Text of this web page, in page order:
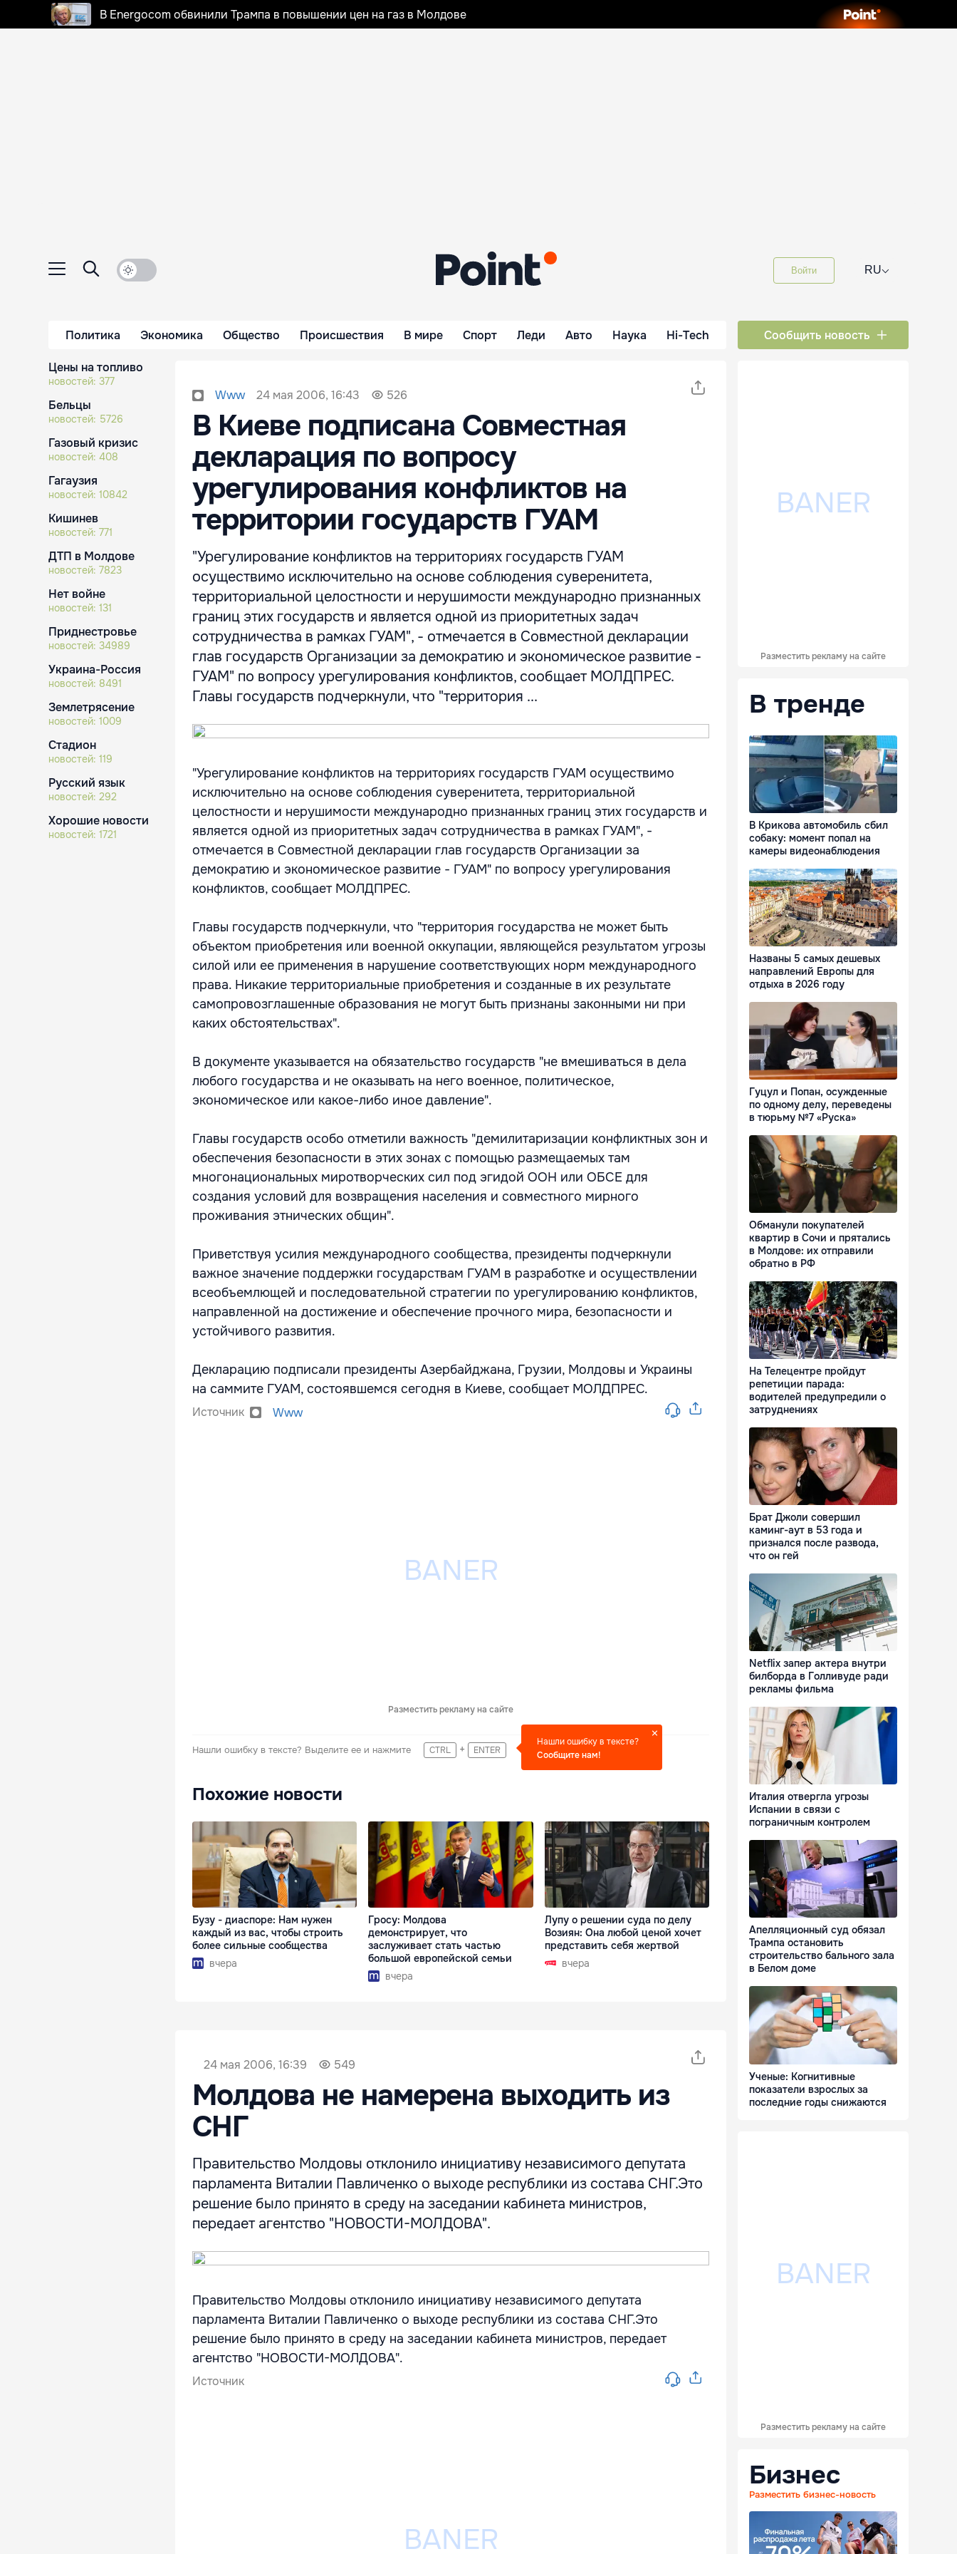
В Energocom обвинили Трампа в повышении цен на газ в Молдове
Войти RU⌵
Политика Экономика Общество Происшествия В мире Спорт Леди Авто Наука Hi-Tech Сообщить новость
Цены на топливо
новостей: 377
Бельцы
новостей: 5726
Газовый кризис
новостей: 408
Гагаузия
новостей: 10842
Кишинев
новостей: 771
ДТП в Молдове
новостей: 7823
Нет войне
новостей: 131
Приднестровье
новостей: 34989
Украина-Россия
новостей: 8491
Землетрясение
новостей: 1009
Стадион
новостей: 119
Русский язык
новостей: 292
Хорошие новости
новостей: 1721
Www 24 мая 2006, 16:43 526
В Киеве подписана Совместная
декларация по вопросу
урегулирования конфликтов на
территории государств ГУАМ
"Урегулирование конфликтов на территориях государств ГУАМ
осуществимо исключительно на основе соблюдения суверенитета,
территориальной целостности и нерушимости международно признанных
границ этих государств и является одной из приоритетных задач
сотрудничества в рамках ГУАМ", - отмечается в Совместной декларации
глав государств Организации за демократию и экономическое развитие -
ГУАМ" по вопросу урегулирования конфликтов, сообщает МОЛДПРЕС.
Главы государств подчеркнули, что "территория ...
"Урегулирование конфликтов на территориях государств ГУАМ осуществимо
исключительно на основе соблюдения суверенитета, территориальной
целостности и нерушимости международно признанных границ этих государств и
является одной из приоритетных задач сотрудничества в рамках ГУАМ", -
отмечается в Совместной декларации глав государств Организации за
демократию и экономическое развитие - ГУАМ" по вопросу урегулирования
конфликтов, сообщает МОЛДПРЕС.
Главы государств подчеркнули, что "территория государства не может быть
объектом приобретения или военной оккупации, являющейся результатом угрозы
силой или ее применения в нарушение соответствующих норм международного
права. Никакие территориальные приобретения и созданные в их результате
самопровозглашенные образования не могут быть признаны законными ни при
каких обстоятельствах".
В документе указывается на обязательство государств "не вмешиваться в дела
любого государства и не оказывать на него военное, политическое,
экономическое или какое-либо иное давление".
Главы государств особо отметили важность "демилитаризации конфликтных зон и
обеспечения безопасности в этих зонах с помощью размещаемых там
многонациональных миротворческих сил под эгидой ООН или ОБСЕ для
создания условий для возвращения населения и совместного мирного
проживания этнических общин".
Приветствуя усилия международного сообщества, президенты подчеркнули
важное значение поддержки государствам ГУАМ в разработке и осуществлении
всеобъемлющей и последовательной стратегии по урегулированию конфликтов,
направленной на достижение и обеспечение прочного мира, безопасности и
устойчивого развития.
Декларацию подписали президенты Азербайджана, Грузии, Молдовы и Украины
на саммите ГУАМ, состоявшемся сегодня в Киеве, сообщает МОЛДПРЕС.
Источник Www
Разместить рекламу на сайте
Нашли ошибку в тексте? Выделите ее и нажмите CTRL + ENTER
Нашли ошибку в тексте?
Сообщите нам!
Похожие новости
Бузу - диаспоре: Нам нужен
каждый из вас, чтобы строить
более сильные сообщества
вчера
Гросу: Молдова
демонстрирует, что
заслуживает стать частью
большой европейской семьи
вчера
Лупу о решении суда по делу
Возиян: Она любой ценой хочет
представить себя жертвой
вчера
24 мая 2006, 16:39 549
Молдова не намерена выходить из
СНГ
Правительство Молдовы отклонило инициативу независимого депутата
парламента Виталии Павличенко о выходе республики из состава СНГ.Это
решение было принято в среду на заседании кабинета министров,
передает агентство "НОВОСТИ-МОЛДОВА".
Правительство Молдовы отклонило инициативу независимого депутата
парламента Виталии Павличенко о выходе республики из состава СНГ.Это
решение было принято в среду на заседании кабинета министров, передает
агентство "НОВОСТИ-МОЛДОВА".
Источник
Разместить рекламу на сайте
В тренде
В Крикова автомобиль сбил
собаку: момент попал на
камеры видеонаблюдения
Названы 5 самых дешевых
направлений Европы для
отдыха в 2026 году
Гуцул и Попан, осужденные
по одному делу, переведены
в тюрьму №7 «Руска»
Обманули покупателей
квартир в Сочи и прятались
в Молдове: их отправили
обратно в РФ
На Телецентре пройдут
репетиции парада:
водителей предупредили о
затруднениях
Брат Джоли совершил
каминг-аут в 53 года и
признался после развода,
что он гей
Netflix запер актера внутри
билборда в Голливуде ради
рекламы фильма
Италия отвергла угрозы
Испании в связи с
пограничным контролем
Апелляционный суд обязал
Трампа остановить
строительство бального зала
в Белом доме
Ученые: Когнитивные
показатели взрослых за
последние годы снижаются
Разместить рекламу на сайте
Бизнес
Разместить бизнес-новость